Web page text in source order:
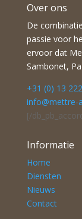
Over ons
De
passie voor
ervoor dat
Sambonet,
+31 (0) 13
info@mettre-
[/
Informatie
Home
Diensten
Nieuws
Contact